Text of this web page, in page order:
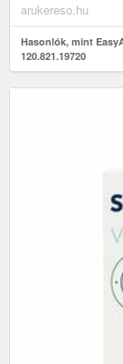
arukereso.hu
Hasonlók, mint
120.821.19720